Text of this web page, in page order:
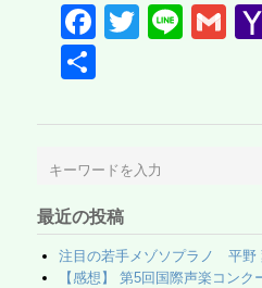
F
e
b
o
k
T
er
Li
G
最近の投稿
注目の若手メゾソプラノ 平野
【感想】 第5回国際声楽コンク